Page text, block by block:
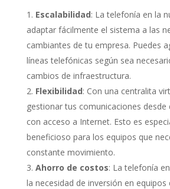
Escalabilidad: La telefonía en la
adaptar fácilmente el sistema a las
cambiantes de tu empresa. Puedes
líneas telefónicas según sea
cambios de infraestructura.
Flexibilidad: Con una centralita
gestionar tus comunicaciones desde
con acceso a Internet. Esto es
beneficioso para los equipos que
constante movimiento.
Ahorro de costos: La telefonía
la necesidad de inversión en